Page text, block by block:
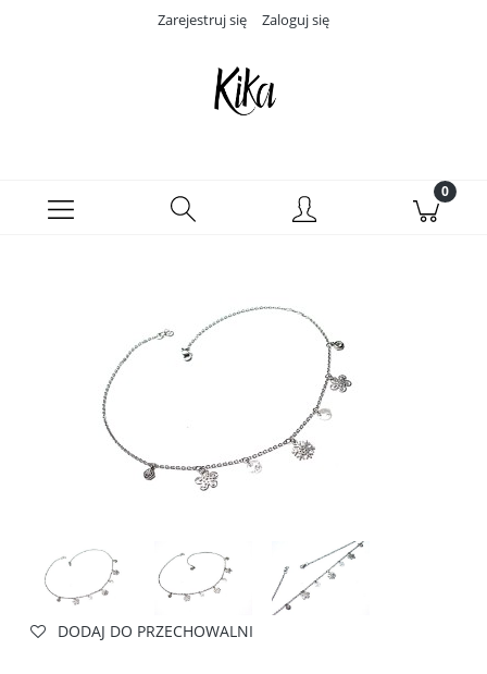
Zarejestruj się Zaloguj się
DODAJ DO PRZECHOWALNI